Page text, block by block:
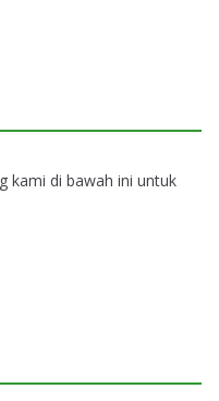
kami di bawah ini untuk